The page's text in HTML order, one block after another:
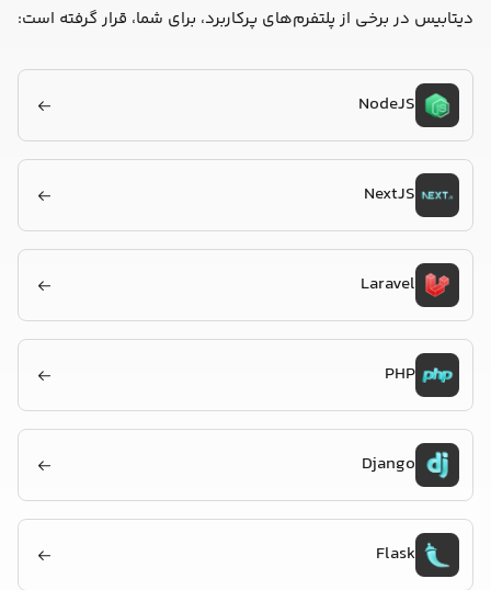
دیتابیس در برخی از پلتفرم‌های پرکاربرد، برای شما، قرار گرفته است:
NodeJS
NextJS
Laravel
PHP
Django
Flask